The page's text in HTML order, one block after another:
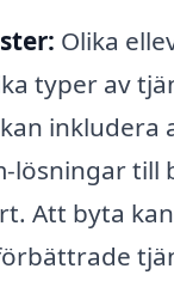
Olika
typer av
inkludera
lösningar till
Att byta